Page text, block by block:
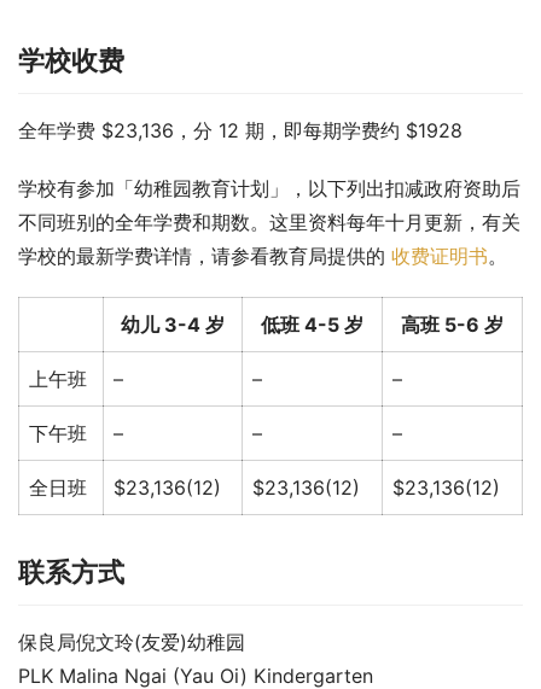
学校收费
全年学费 $23,136，分 12 期，即每期学费约 $1928
学校有参加「幼稚园教育计划」，以下列出扣减政府资助后
不同班别的全年学费和期数。这里资料每年十月更新，有关
学校的最新学费详情，请参看教育局提供的 收费证明书。
幼儿 3-4 岁 低班 4-5 岁 高班 5-6 岁
上午班 – – –
下午班 – – –
全日班 $23,136(12) $23,136(12) $23,136(12)
联系方式
保良局倪文玲(友爱)幼稚园
PLK Malina Ngai (Yau Oi) Kindergarten